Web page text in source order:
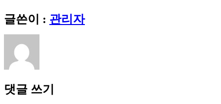
Facebook
X
Reddit
LinkedIn
Tumblr
Pinterest
Vk
이
메
일
글쓴이 : 관리자
댓글 쓰기